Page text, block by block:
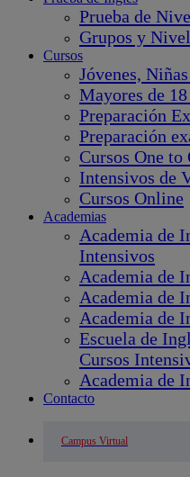
Prueba de
Grupos y
Cursos
Jóvenes,
Mayores de 18
Preparación
Preparación
Cursos One to
Intensivos de
Cursos Online
Academias
Academia de
Intensivos
Academia de
Academia de
Academia de
Escuela de
Cursos
Academia de
Contacto
Campus Virtual